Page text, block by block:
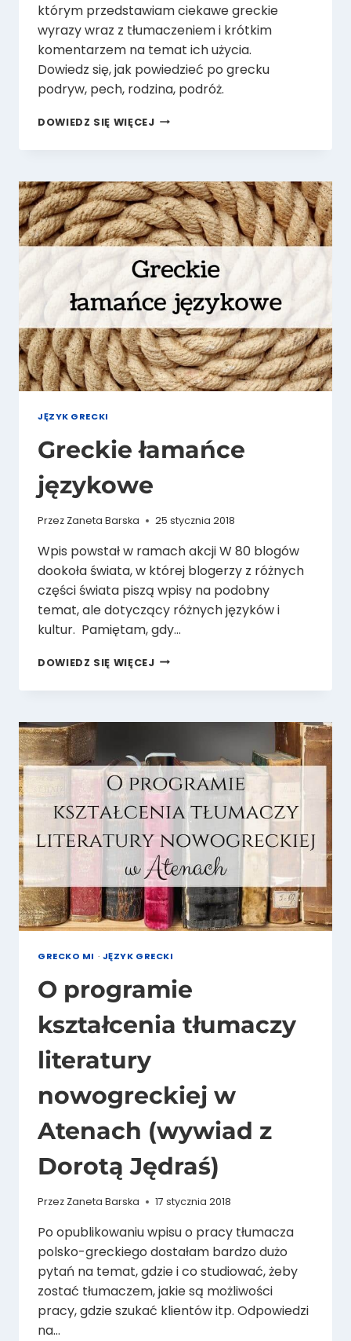
którym przedstawiam ciekawe greckie
wyrazy wraz z tłumaczeniem i krótkim
komentarzem na temat ich użycia.
Dowiedz się, jak powiedzieć po grecku
podryw, pech, rodzina, podróż.
DOWIEDZ SIĘ WIĘCEJSŁOWNICZEK
SŁÓW
1
(PODRYW,
PECH,
RODZINA,
PODRÓŻ)
JĘZYK GRECKI
Greckie łamańce
językowe
Przez Zaneta Barska 25 stycznia 2018
Wpis powstał w ramach akcji W 80 blogów
dookoła świata, w której blogerzy z różnych
części świata piszą wpisy na podobny
temat, ale dotyczący różnych języków i
kultur. Pamiętam, gdy…
DOWIEDZ SIĘ WIĘCEJGRECKIE
JĘZYKOWE
GRECKO MI · JĘZYK GRECKI
O programie
kształcenia tłumaczy
literatury
nowogreckiej w
Atenach (wywiad z
Dorotą Jędraś)
Przez Zaneta Barska 17 stycznia 2018
Po opublikowaniu wpisu o pracy tłumacza
polsko-greckiego dostałam bardzo dużo
pytań na temat, gdzie i co studiować, żeby
zostać tłumaczem, jakie są możliwości
pracy, gdzie szukać klientów itp. Odpowiedzi
na…